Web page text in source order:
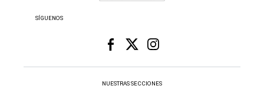
SÍGUENOS
NUESTRAS SECCIONES